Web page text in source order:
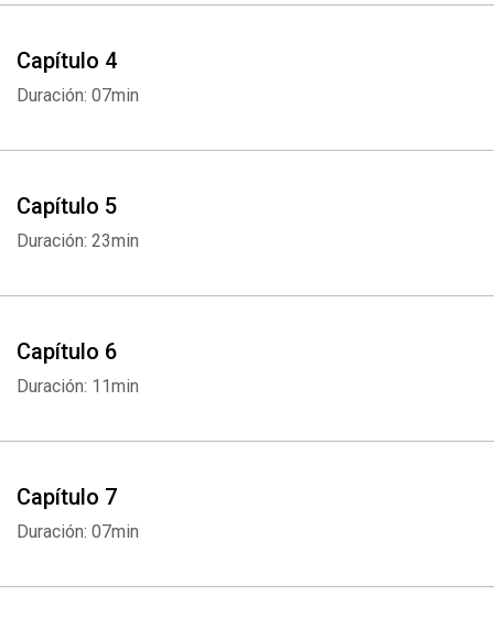
Capítulo 4
Duración: 07min
Capítulo 5
Duración: 23min
Capítulo 6
Duración: 11min
Capítulo 7
Duración: 07min